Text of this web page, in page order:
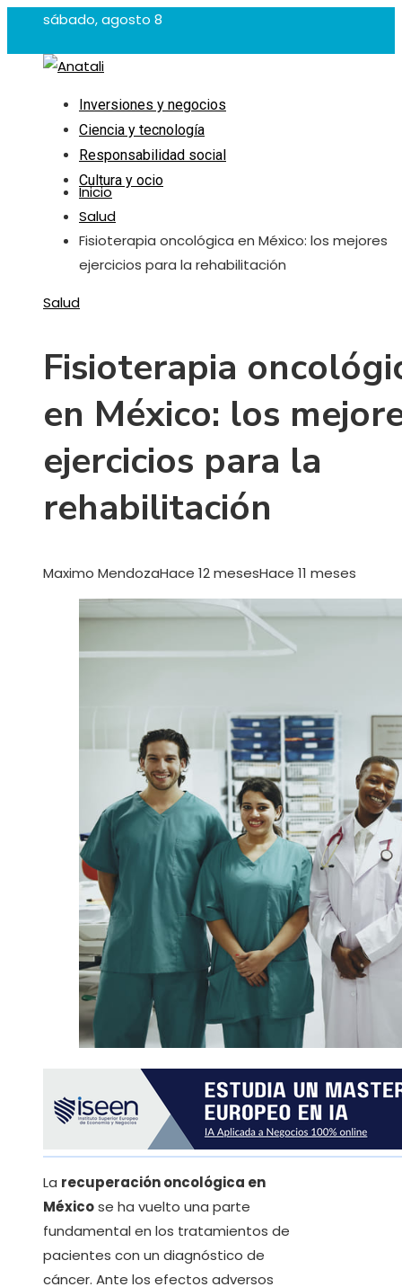
sábado, agosto 8
Inversiones y negocios
Ciencia y tecnología
Responsabilidad social
Cultura y ocio
Inicio
Salud
Fisioterapia oncológica en México: los mejores
ejercicios para la rehabilitación
Salud
Fisioterapia
en México: los
ejercicios para la
rehabilitación
Maximo MendozaHace 12 mesesHace 11 meses
La recuperación oncológica en
Méxicose ha vuelto una parte
fundamental en los tratamientos de
pacientes con un diagnóstico de
cáncer. Ante los efectos adversos